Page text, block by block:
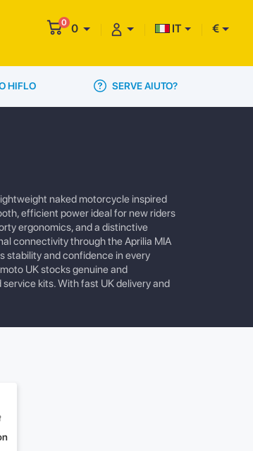
0 0 IT €
HIFLO SERVE AIUTO?
naked motorcycle inspired
efficient power ideal for new riders
ergonomics, and a distinctive
connectivity through the Aprilia MIA
stability and confidence in every
UK stocks genuine and
kits. With fast UK delivery and